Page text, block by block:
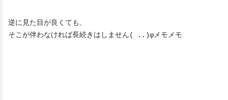
逆に見た目が良くても、
そこが伴わなければ長続きはしません( ..)φメモメモ